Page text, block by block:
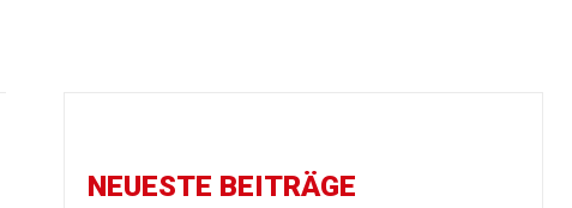
NEUESTE BEITRÄGE